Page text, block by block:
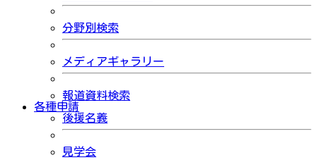
分野別検索
メディアギャラリー
報道資料検索
各種申請
後援名義
見学会